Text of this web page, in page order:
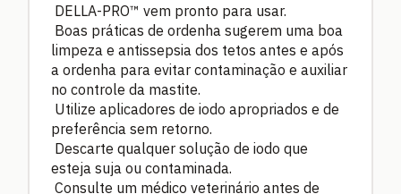
DELLA-PRO™ vem pronto para usar.
Boas práticas de ordenha sugerem uma boa
limpeza e antissepsia dos tetos antes e após
a ordenha para evitar contaminação e auxiliar
no controle da mastite.
Utilize aplicadores de iodo apropriados e de
preferência sem retorno.
Descarte qualquer solução de iodo que
esteja suja ou contaminada.
Consulte um médico veterinário antes de